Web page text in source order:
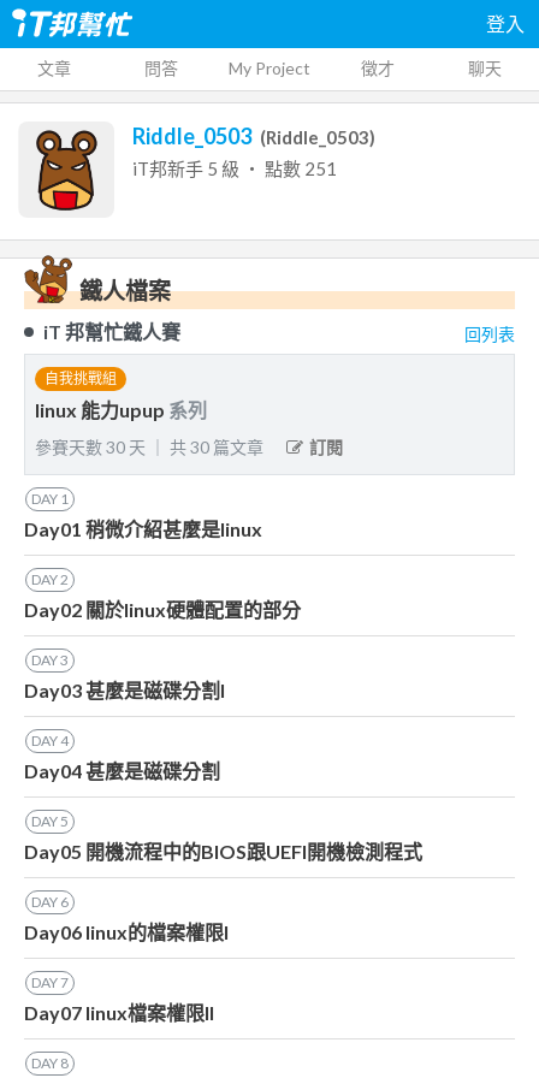
登入
文章 問答 My Project 徵才 聊天
Riddle_0503 (Riddle_0503)
iT邦新手 5 級 ‧ 點數 251
鐵人檔案
iT 邦幫忙鐵人賽 回列表
自我挑戰組
linux 能力upup 系列
參賽天數30 天 共30 篇文章 訂閱
DAY 1
Day01 稍微介紹甚麼是linux
DAY2
Day02 關於linux硬體配置的部分
DAY3
Day03 甚麼是磁碟分割I
DAY4
Day04 甚麼是磁碟分割
DAY5
Day05 開機流程中的BIOS跟UEFI開機檢測程式
DAY 6
Day06 linux的檔案權限I
DAY7
Day07 linux檔案權限II
DAY 8